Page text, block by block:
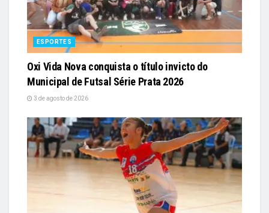
ESPORTES
Oxi Vida Nova conquista o título invicto do
Municipal de Futsal Série Prata 2026
3 de agosto de 2026